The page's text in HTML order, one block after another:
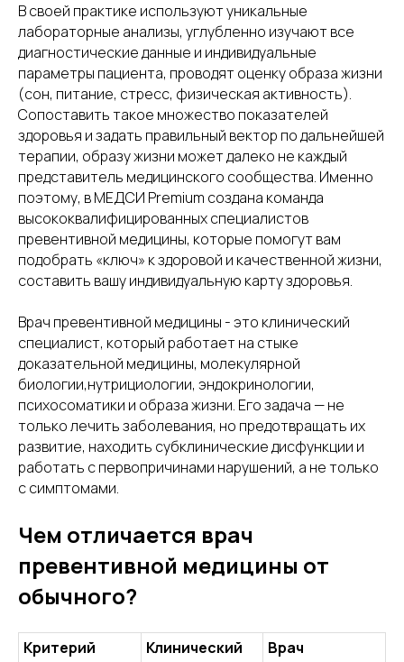
В своей практике используют уникальные
лабораторные анализы, углубленно изучают все
диагностические данные и индивидуальные
параметры пациента, проводят оценку образа жизни
(сон, питание, стресс, физическая активность).
Сопоставить такое множество показателей
здоровья и задать правильный вектор по дальнейшей
терапии, образу жизни может далеко не каждый
представитель медицинского сообщества. Именно
поэтому, в МЕДСИ Premium создана команда
высококвалифицированных специалистов
превентивной медицины, которые помогут вам
подобрать «ключ» к здоровой и качественной жизни,
составить вашу индивидуальную карту здоровья.
Врач превентивной медицины - это клинический
специалист, который работает на стыке
доказательной медицины, молекулярной
биологии,нутрициологии, эндокринологии,
психосоматики и образа жизни. Его задача — не
только лечить заболевания, но предотвращать их
развитие, находить субклинические дисфункции и
работать с первопричинами нарушений, а не только
с симптомами.
Чем отличается врач
превентивной медицины от
обычного?
Критерий
Клинический
Врач